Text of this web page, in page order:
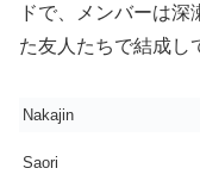
ドで、メンバーは
た友人たちで結成し
Nakajin
Saori